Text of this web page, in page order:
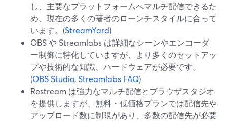
し、主要なプラットフォームへマルチ配信できるた
め、現在の多くの著者のローンチスタイルに合って
います。(StreamYard)
OBS や Streamlabs は詳細なシーンやエンコーダ
ー制御に特化していますが、より多くのセットアッ
プや技術的な知識、ハードウェアが必要です。
(OBS Studio,Streamlabs FAQ)
Restream は強力なマルチ配信とブラウザスタジオ
を提供しますが、無料・低価格プランでは配信先や
アップロード数に制限があり、多数の配信先が必要